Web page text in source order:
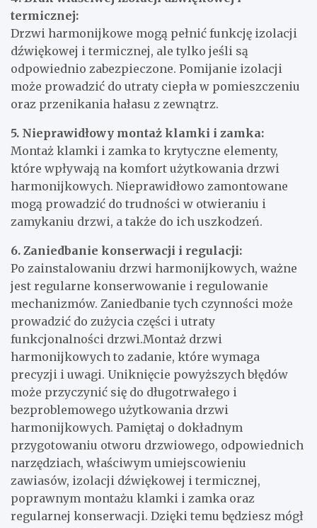
funkcjonowaniem drzwi.
4. Brak właściwej izolacji dźwiękowej i
termicznej:
Drzwi harmonijkowe mogą pełnić funkcję izolacji
dźwiękowej i termicznej, ale tylko jeśli są
odpowiednio zabezpieczone. Pomijanie izolacji
może prowadzić do utraty ciepła w pomieszczeniu
oraz przenikania hałasu z zewnątrz.
5. Nieprawidłowy montaż klamki i zamka:
Montaż klamki i zamka to krytyczne elementy,
które wpływają na komfort użytkowania drzwi
harmonijkowych. Nieprawidłowo zamontowane
mogą prowadzić do trudności w otwieraniu i
zamykaniu drzwi, a także do ich uszkodzeń.
6. Zaniedbanie konserwacji i regulacji:
Po zainstalowaniu drzwi harmonijkowych, ważne
jest regularne konserwowanie i regulowanie
mechanizmów. Zaniedbanie tych czynności może
prowadzić do zużycia części i utraty
funkcjonalności drzwi.Montaż drzwi
harmonijkowych to zadanie, które wymaga
precyzji i uwagi. Uniknięcie powyższych błędów
może przyczynić się do długotrwałego i
bezproblemowego użytkowania drzwi
harmonijkowych. Pamiętaj o dokładnym
przygotowaniu otworu drzwiowego, odpowiednich
narzędziach, właściwym umiejscowieniu
zawiasów, izolacji dźwiękowej i termicznej,